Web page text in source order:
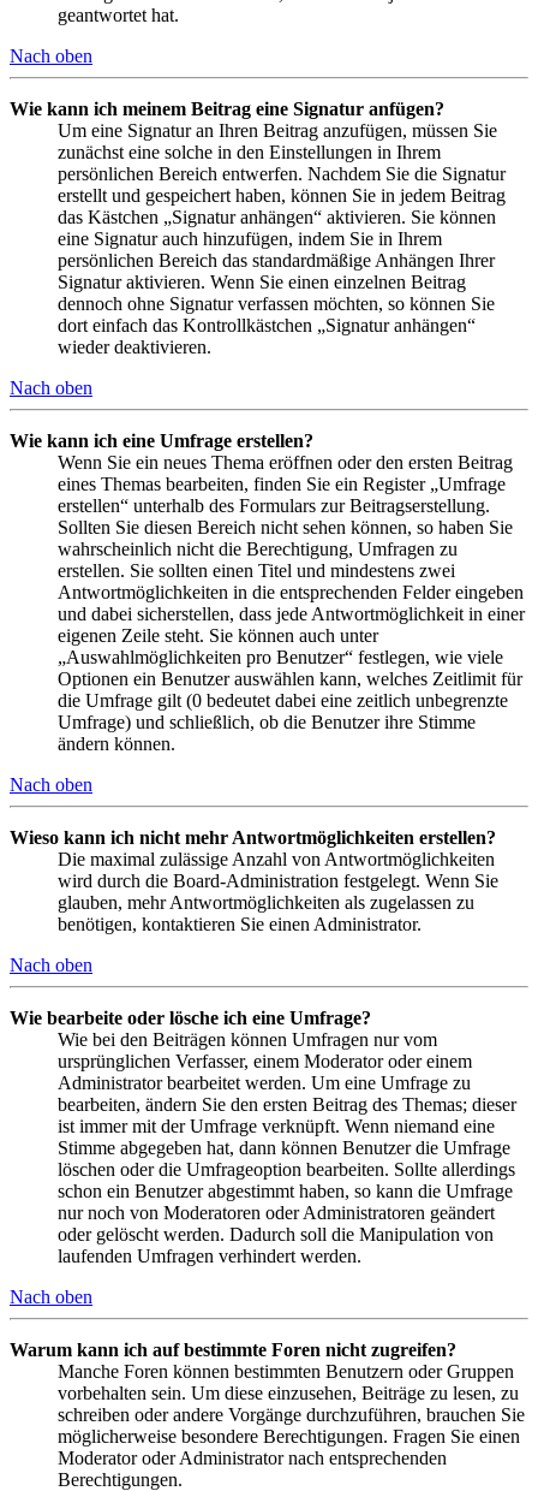
geantwortet hat.
Nach oben
Wie kann ich meinem Beitrag eine Signatur anfügen?
Um eine Signatur an Ihren Beitrag anzufügen, müssen Sie
zunächst eine solche in den Einstellungen in Ihrem
persönlichen Bereich entwerfen. Nachdem Sie die Signatur
erstellt und gespeichert haben, können Sie in jedem Beitrag
das Kästchen „Signatur anhängen“ aktivieren. Sie können
eine Signatur auch hinzufügen, indem Sie in Ihrem
persönlichen Bereich das standardmäßige Anhängen Ihrer
Signatur aktivieren. Wenn Sie einen einzelnen Beitrag
dennoch ohne Signatur verfassen möchten, so können Sie
dort einfach das Kontrollkästchen „Signatur anhängen“
wieder deaktivieren.
Nach oben
Wie kann ich eine Umfrage erstellen?
Wenn Sie ein neues Thema eröffnen oder den ersten Beitrag
eines Themas bearbeiten, finden Sie ein Register „Umfrage
erstellen“ unterhalb des Formulars zur Beitragserstellung.
Sollten Sie diesen Bereich nicht sehen können, so haben Sie
wahrscheinlich nicht die Berechtigung, Umfragen zu
erstellen. Sie sollten einen Titel und mindestens zwei
Antwortmöglichkeiten in die entsprechenden Felder eingeben
und dabei sicherstellen, dass jede Antwortmöglichkeit in einer
eigenen Zeile steht. Sie können auch unter
„Auswahlmöglichkeiten pro Benutzer“ festlegen, wie viele
Optionen ein Benutzer auswählen kann, welches Zeitlimit für
die Umfrage gilt (0 bedeutet dabei eine zeitlich unbegrenzte
Umfrage) und schließlich, ob die Benutzer ihre Stimme
ändern können.
Nach oben
Wieso kann ich nicht mehr Antwortmöglichkeiten erstellen?
Die maximal zulässige Anzahl von Antwortmöglichkeiten
wird durch die Board-Administration festgelegt. Wenn Sie
glauben, mehr Antwortmöglichkeiten als zugelassen zu
benötigen, kontaktieren Sie einen Administrator.
Nach oben
Wie bearbeite oder lösche ich eine Umfrage?
Wie bei den Beiträgen können Umfragen nur vom
ursprünglichen Verfasser, einem Moderator oder einem
Administrator bearbeitet werden. Um eine Umfrage zu
bearbeiten, ändern Sie den ersten Beitrag des Themas; dieser
ist immer mit der Umfrage verknüpft. Wenn niemand eine
Stimme abgegeben hat, dann können Benutzer die Umfrage
löschen oder die Umfrageoption bearbeiten. Sollte allerdings
schon ein Benutzer abgestimmt haben, so kann die Umfrage
nur noch von Moderatoren oder Administratoren geändert
oder gelöscht werden. Dadurch soll die Manipulation von
laufenden Umfragen verhindert werden.
Nach oben
Warum kann ich auf bestimmte Foren nicht zugreifen?
Manche Foren können bestimmten Benutzern oder Gruppen
vorbehalten sein. Um diese einzusehen, Beiträge zu lesen, zu
schreiben oder andere Vorgänge durchzuführen, brauchen Sie
möglicherweise besondere Berechtigungen. Fragen Sie einen
Moderator oder Administrator nach entsprechenden
Berechtigungen.